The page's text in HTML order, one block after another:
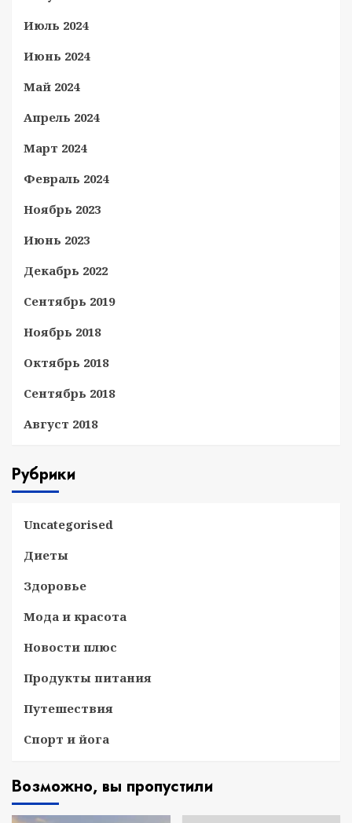
Июль 2024
Июнь 2024
Май 2024
Апрель 2024
Март 2024
Февраль 2024
Ноябрь 2023
Июнь 2023
Декабрь 2022
Сентябрь 2019
Ноябрь 2018
Октябрь 2018
Сентябрь 2018
Август 2018
Рубрики
Uncategorised
Диеты
Здоровье
Мода и красота
Новости плюс
Продукты питания
Путешествия
Спорт и йога
Возможно, вы пропустили